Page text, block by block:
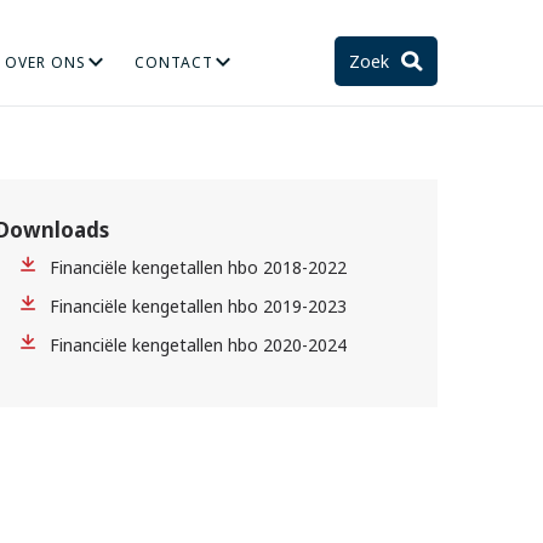
STELSEL EN TOEKOMST
OVER ONS CONTACT Zoek
Financiële kengetallen hbo 2018-2022
Financiële kengetallen hbo 2019-2023
Financiële kengetallen hbo 2020-2024